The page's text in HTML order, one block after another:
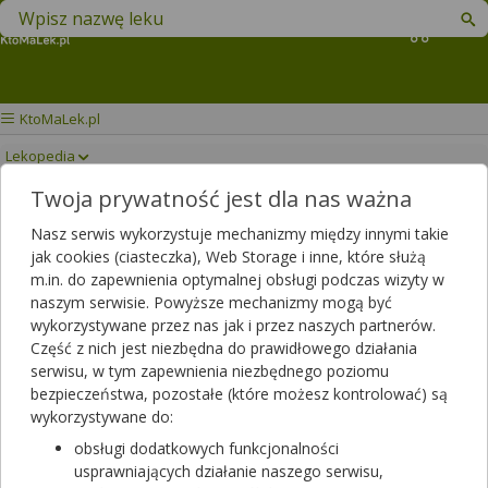
Koszyk
Znajdź lek w swojej okolicy
KtoMaLek.pl
Lekopedia
ACTIVE BALANS
BIOCANTO
Drukuj/Zapisz
Twoja prywatność jest dla nas ważna
Nasz serwis wykorzystuje mechanizmy między innymi takie
jak cookies (ciasteczka), Web Storage i inne, które służą
m.in. do zapewnienia optymalnej obsługi podczas wizyty w
naszym serwisie. Powyższe mechanizmy mogą być
wykorzystywane przez nas jak i przez naszych partnerów.
Część z nich jest niezbędna do prawidłowego działania
serwisu, w tym zapewnienia niezbędnego poziomu
bezpieczeństwa, pozostałe (które możesz kontrolować) są
wykorzystywane do:
obsługi dodatkowych funkcjonalności
usprawniających działanie naszego serwisu,